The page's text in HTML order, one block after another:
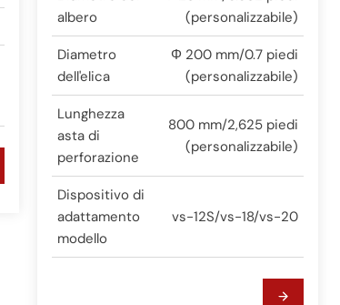
albero
(personalizzabile)
Diametro
dell'elica
Φ 200 mm/0.7 piedi
(personalizzabile)
Lunghezza
asta di
perforazione
800 mm/2,625 piedi
(personalizzabile)
Dispositivo di
adattamento
modello
vs-12S/vs-18/vs-20